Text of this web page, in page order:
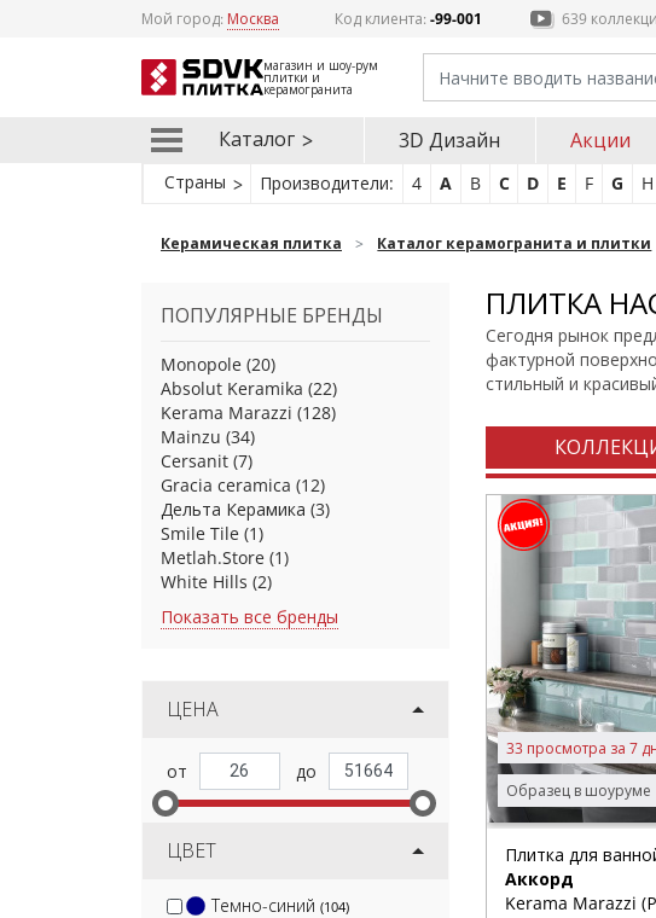
Мой город: Москва Код клиента:-99-001 639
магазин и шоу-рум
плитки и
керамогранита
Каталог 3D Дизайн Акции
Страны Производители: 4 A B C D E F G H
Керамическая плитка Каталог керамогранита и плитки
ПОПУЛЯРНЫЕ БРЕНДЫ
Monopole (20)
Absolut Keramika (22)
Kerama Marazzi (128)
Mainzu (34)
Cersanit (7)
Gracia ceramica (12)
Дельта Керамика (3)
Smile Tile (1)
Metlah.Store (1)
White Hills (2)
Показать все бренды
ЦЕНА
ЦВЕТ
Темно-синий (104)
ПЛИТКА
Сегодня рынок
фактурной
стильный и
Образец в шоуруме
33 просмотра за 7
Плитка для
Аккорд
Kerama Marazzi